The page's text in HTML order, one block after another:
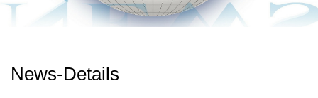
News-Details